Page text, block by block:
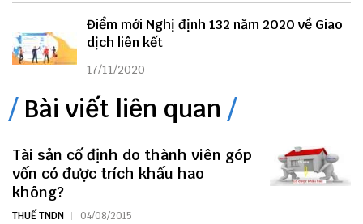
Điểm mới Nghị định 132 năm 2020 về Giao
dịch liên kết
17/11/2020
Bài viết liên quan
Tài sản cố định do thành viên góp
vốn có được trích khấu hao
không?
THUẾ TNDN 04/08/2015